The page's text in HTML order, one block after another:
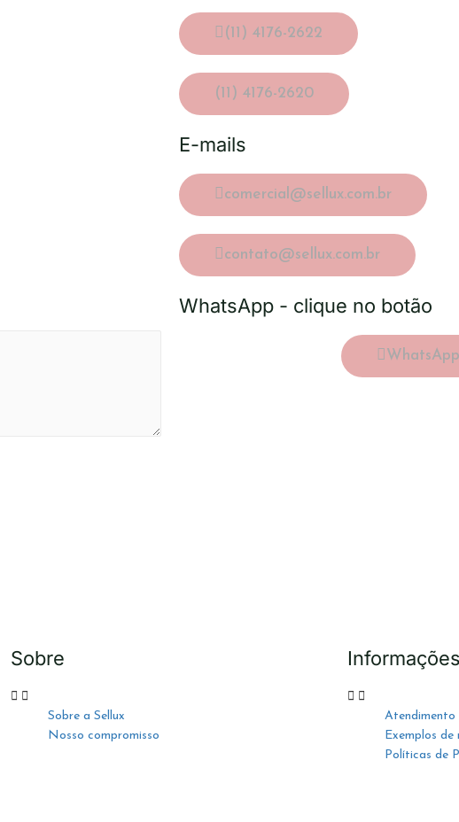
(11) 4176-2622
(11) 4176-2620
E-mails
comercial@sellux.com.br
contato@sellux.com.br
WhatsApp - clique no botão
WhatsApp
Sobre
Sobre a Sellux
Nosso compromisso
Atendimento
Exemplos de
Políticas de